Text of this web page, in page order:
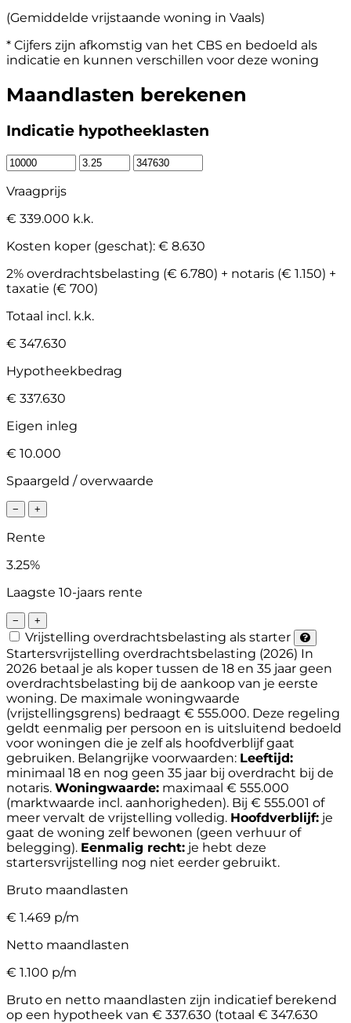
(Gemiddelde vrijstaande woning in Vaals)
* Cijfers zijn afkomstig van het CBS en bedoeld als
indicatie en kunnen verschillen voor deze woning
Maandlasten berekenen
Indicatie hypotheeklasten
Vraagprijs
€ 339.000 k.k.
Kosten koper (geschat): € 8.630
2% overdrachtsbelasting (€ 6.780) + notaris (€ 1.150) +
taxatie (€ 700)
Totaal incl. k.k.
€ 347.630
Hypotheekbedrag
€ 337.630
Eigen inleg
€ 10.000
Spaargeld / overwaarde
− +
Rente
3.25%
Laagste 10-jaars rente
− +
Vrijstelling overdrachtsbelasting als starter
Startersvrijstelling overdrachtsbelasting (2026) In
2026 betaal je als koper tussen de 18 en 35 jaar geen
overdrachtsbelasting bij de aankoop van je eerste
woning. De maximale woningwaarde
(vrijstellingsgrens) bedraagt € 555.000. Deze regeling
geldt eenmalig per persoon en is uitsluitend bedoeld
voor woningen die je zelf als hoofdverblijf gaat
gebruiken. Belangrijke voorwaarden: Leeftijd:
minimaal 18 en nog geen 35 jaar bij overdracht bij de
notaris. Woningwaarde: maximaal € 555.000
(marktwaarde incl. aanhorigheden). Bij € 555.001 of
meer vervalt de vrijstelling volledig. Hoofdverblijf: je
gaat de woning zelf bewonen (geen verhuur of
belegging). Eenmalig recht: je hebt deze
startersvrijstelling nog niet eerder gebruikt.
Bruto maandlasten
€ 1.469 p/m
Netto maandlasten
€ 1.100 p/m
Bruto en netto maandlasten zijn indicatief berekend
op een hypotheek van € 337.630 (totaal € 347.630